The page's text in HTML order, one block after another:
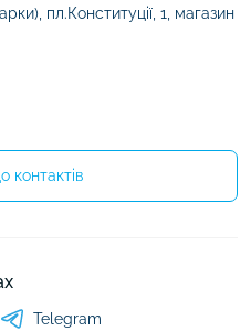
пл.Конституції, 1, магазин
контактів
Telegram